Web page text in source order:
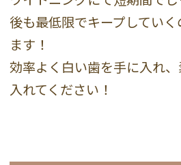
後も最低限でキープしてい
ます！
効率よく白い歯を手に入れ
入れてください！